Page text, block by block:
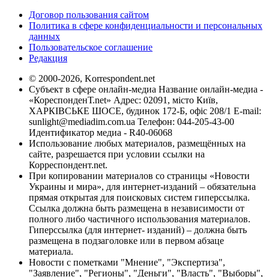
Договор пользования сайтом
Политика в сфере конфиденциальности и персональных
данных
Пользовательское соглашение
Редакция
© 2000-2026, Korrespondent.net
Субъект в сфере онлайн-медиа Название онлайн-медиа -
«КореспонденТ.net» Адрес: 02091, місто Київ,
ХАРКІВСЬКЕ ШОСЕ, будинок 172-Б, офіс 208/1 E-mail:
sunlight@mediadim.com.ua Телефон: 044-205-43-00
Идентификатор медиа - R40-06068
Использование любых материалов, размещённых на
сайте, разрешается при условии ссылки на
Корреспондент.net.
При копировании материалов со страницы «Новости
Украины и мира», для интернет-изданий – обязательна
прямая открытая для поисковых систем гиперссылка.
Ссылка должна быть размещена в независимости от
полного либо частичного использования материалов.
Гиперссылка (для интернет- изданий) – должна быть
размещена в подзаголовке или в первом абзаце
материала.
Новости с пометками "Мнение", "Экспертиза",
"Заявление", "Регионы", "Деньги", "Власть", "Выборы",